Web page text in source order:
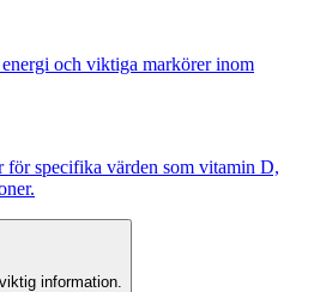
och viktiga markörer inom
specifika värden som vitamin D,
information.